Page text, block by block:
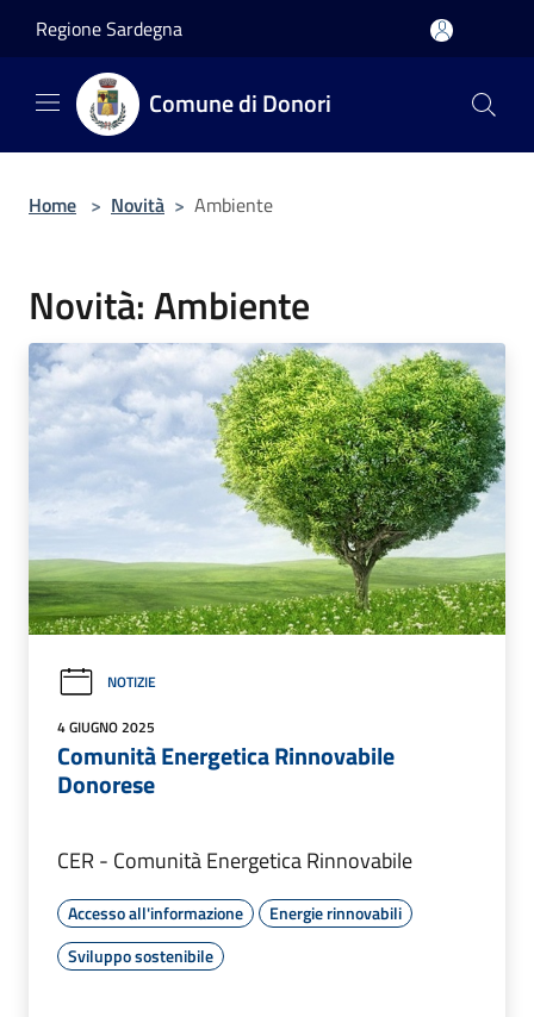
Regione Sardegna
Comune di Donori
Home > Novità > Ambiente
Novità: Ambiente
NOTIZIE
4 GIUGNO 2025
Comunità Energetica Rinnovabile
Donorese
CER - Comunità Energetica Rinnovabile
Accesso all'informazione
Energie rinnovabili
Sviluppo sostenibile